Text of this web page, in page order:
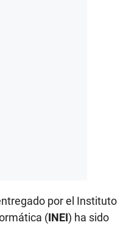
por el Instituto
(INEI) ha sido